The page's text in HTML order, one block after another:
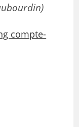
compte-